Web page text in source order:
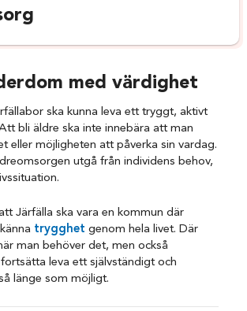
med värdighet
ska kunna leva ett tryggt, aktivt
bli äldre ska inte innebära att man
eller möjligheten att påverka sin vardag.
utgå från individens behov,
Järfälla ska vara en kommun där
trygghet genom hela livet. Där
man behöver det, men också
leva ett självständigt och
länge som möjligt.